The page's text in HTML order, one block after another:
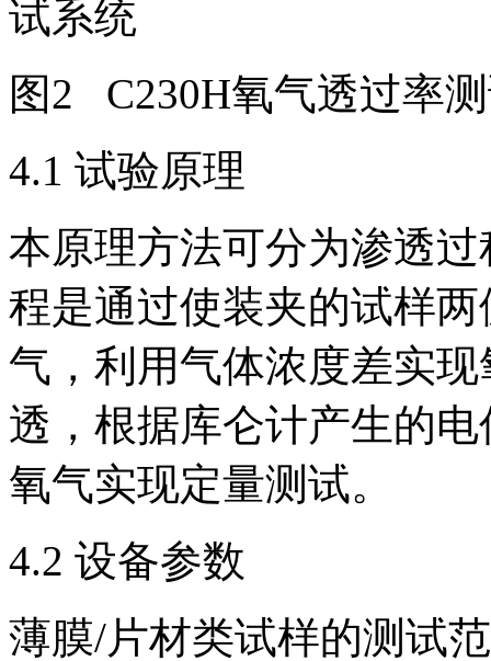
图2 C230H氧气透过率
4.1 试验原理
本原理方法可分为渗透
程是通过使装夹的试样
气，利用气体浓度差实
透，根据库仑计产生的
氧气实现定量测试。
4.2 设备参数
薄膜/片材类试样的测试